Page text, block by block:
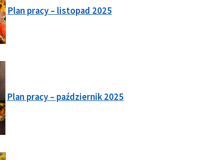
Plan pracy – listopad 2025
Plan pracy – październik 2025